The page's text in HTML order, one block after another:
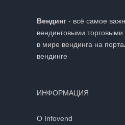
Вендинг - всё самое
вендинговыми
в мире вендинга на
вендинге
ИНФОРМАЦИЯ
О Infovend